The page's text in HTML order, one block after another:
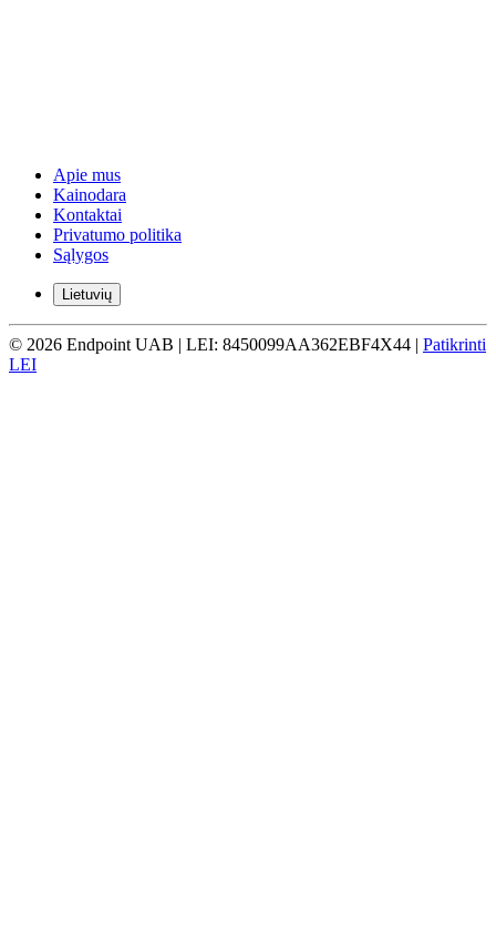
Apie mus
Kainodara
Kontaktai
Privatumo politika
Sąlygos
Lietuvių
© 2026 Endpoint UAB | LEI: 8450099AA362EBF4X44 | Patikrinti
LEI